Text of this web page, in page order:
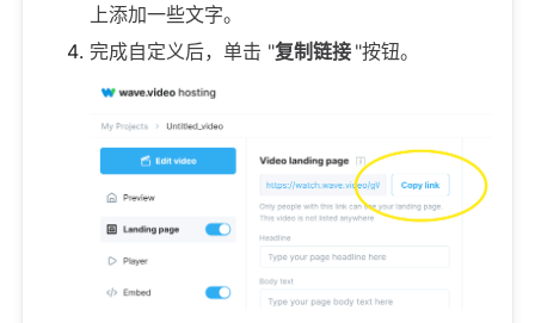
上添加一些文字。
完成自定义后，单击 "复制链接 "按钮。